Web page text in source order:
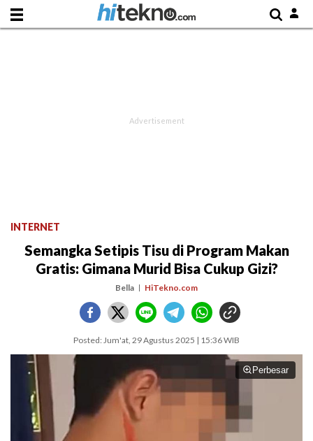
INTERNET
Semangka Setipis Tisu di Program Makan
Gratis: Gimana Murid Bisa Cukup Gizi?
Bella HiTekno.com
Posted: Jum'at, 29 Agustus 2025 | 15:36 WIB
Perbesar